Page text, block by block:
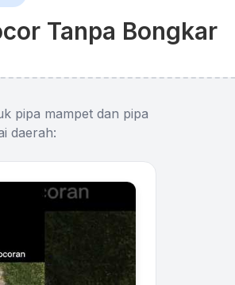
Tanpa Bongkar
pipa mampet dan pipa
daerah: